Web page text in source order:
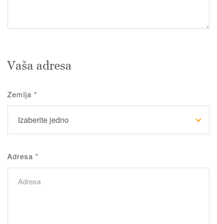
Vaša adresa
Zemlja *
Adresa *